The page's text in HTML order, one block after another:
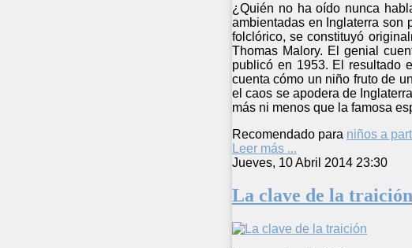
¿Quién no ha oído nunca
ambientadas en Inglaterra son
folclórico, se constituyó
Thomas Malory. El genial
publicó en 1953. El resultado
cuenta cómo un niño fruto de
el caos se apodera de
más ni menos que la famosa
Recomendado para niños a
Leer más ...
Jueves, 10 Abril 2014 23:30
La clave de la traición